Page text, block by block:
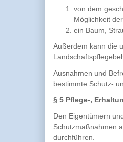
von dem
Möglichkeit
ein Baum,
Außerdem kann die
Ausnahmen und
bestimmte Schutz-
§ 5 Pflege-,
Den Eigentümern
Schutzmaßnahmen
durchführen.